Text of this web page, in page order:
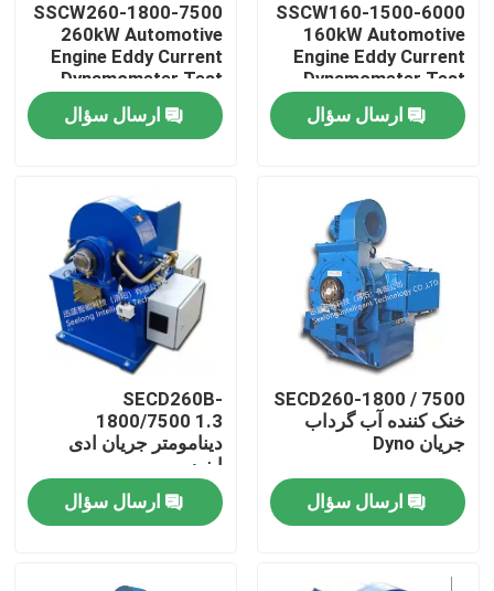
محصولات
درباره ما
کنترل کیفیت
تماس با ما
پرونده ها
گشتاور دینامومتر
دینامومتر با سرعت بالا
SSCW160-1500-6000
160kW Automotive
Engine Eddy Current
Dynamometer Test
Bench
ارسال سؤال
SSCW260-1800-7500
260kW Automotive
Engine Eddy Current
Dynamometer Test
Bench
ارسال سؤال
SECD260-1800 / 7500
خنک کننده آب گرداب
جریان Dyno
ارسال سؤال
SECD260B-
1800/7500 1.3
دینامومتر جریان ادی
اینرسی
ارسال سؤال